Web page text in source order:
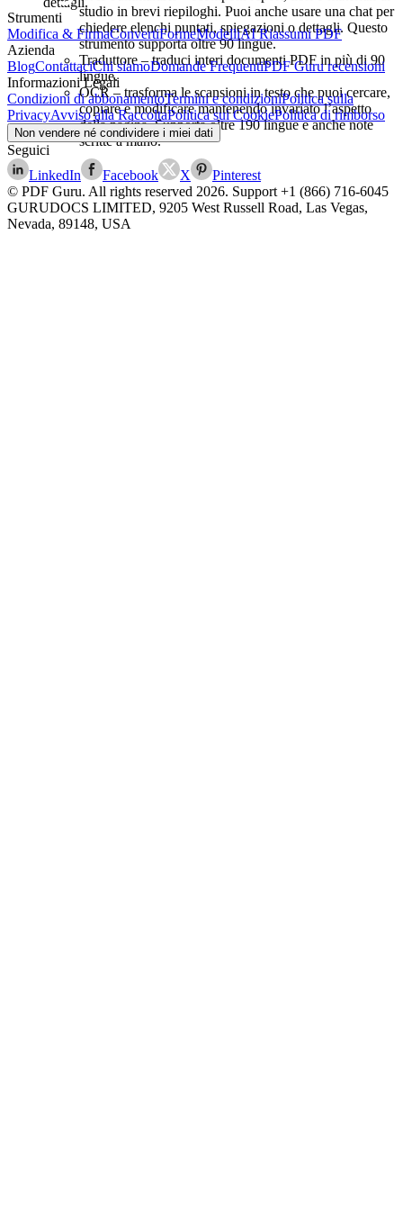
studio in brevi riepiloghi. Puoi anche usare una chat per
chiedere elenchi puntati, spiegazioni o dettagli. Questo
strumento supporta oltre 90 lingue.
Traduttore – traduci interi documenti PDF in più di 90
lingue.
OCR – trasforma le scansioni in testo che puoi cercare,
copiare e modificare mantenendo invariato l’aspetto
della pagina. Supporta oltre 190 lingue e anche note
scritte a mano.
Strumenti
Modifica & FirmaConvertiFormeModelliAI Riassumi PDF
Azienda
BlogContattaciChi siamoDomande FrequentiPDF Guru recensioni
Informazioni Legali
Condizioni di abbonamentoTermini e condizioniPolitica sulla
PrivacyAvviso alla RaccoltaPolitica sui CookiePolitica di rimborso
Non vendere né condividere i miei dati
Seguici
LinkedIn
Facebook X
Pinterest
© PDF Guru. All rights reserved 2026. Support +1 (866) 716-6045
GURUDOCS LIMITED, 9205 West Russell Road, Las Vegas,
Nevada, 89148, USA